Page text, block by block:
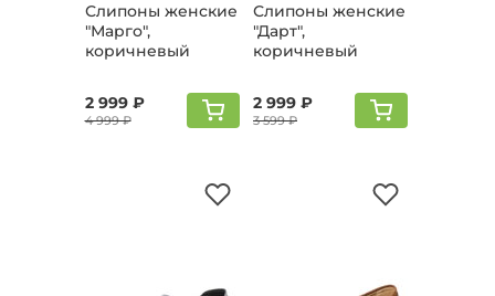
Слипоны женские
"Марго",
коричневый
2 999 ₽
4 999 ₽
Слипоны женские
"Дарт",
коричневый
2 999 ₽
3 599 ₽